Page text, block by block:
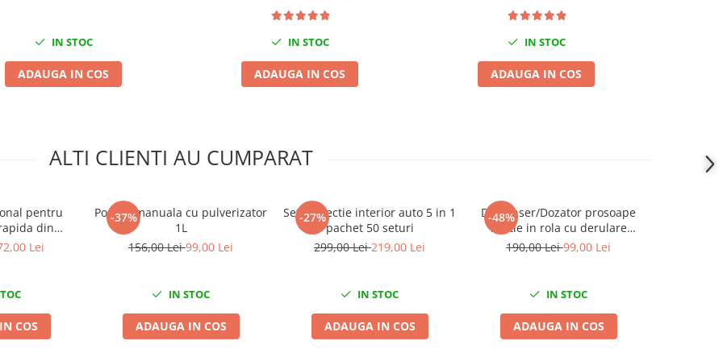
IN STOC
ADAUGA IN COS
IN STOC
ADAUGA IN COS
IN STOC
ADAUGA IN COS
ALTI CLIENTI AU CUMPARAT
pentru
din
cm
Lei
COS
-37%
Pompa manuala cu pulverizator
1L
156,00 Lei99,00 Lei
IN STOC
ADAUGA IN COS
-27%
Set protectie interior auto 5 in 1
pachet 50 seturi
299,00 Lei219,00 Lei
IN STOC
ADAUGA IN COS
-48%
Dispenser/Dozator prosoape
hartie in rola cu derulare
centrala 20cm CELTEX
190,00 Lei99,00 Lei
IN STOC
ADAUGA IN COS